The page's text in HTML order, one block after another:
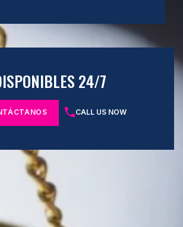
24/7
CALL US NOW